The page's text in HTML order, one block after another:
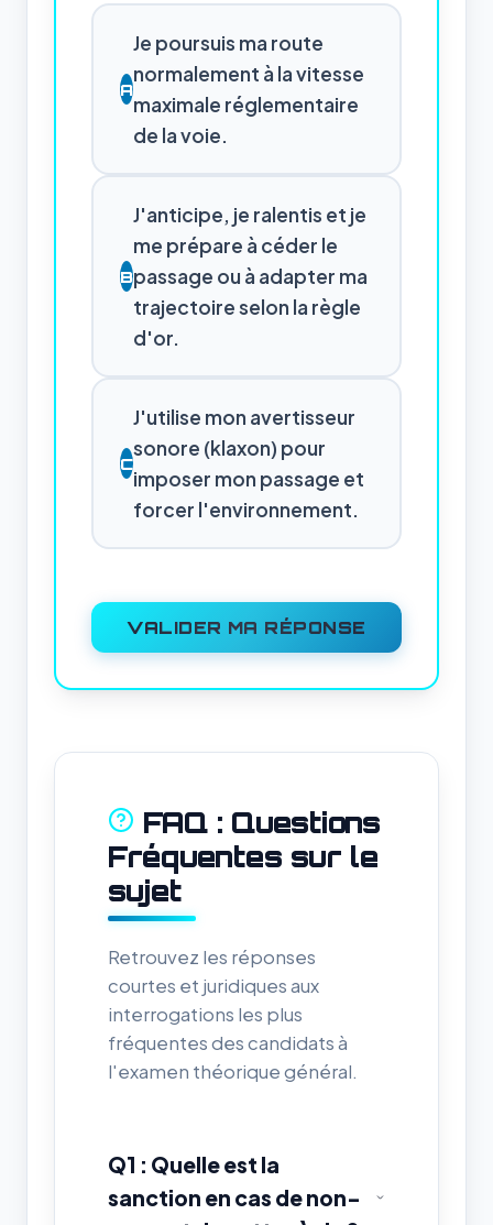
A
Je poursuis ma route
normalement à la vitesse
maximale réglementaire
de la voie.
B
J'anticipe, je ralentis et je
me prépare à céder le
passage ou à adapter ma
trajectoire selon la règle
d'or.
C
J'utilise mon avertisseur
sonore (klaxon) pour
imposer mon passage et
forcer l'environnement.
VALIDER MA RÉPONSE
FAQ : Questions
Fréquentes sur le
sujet
Retrouvez les réponses
courtes et juridiques aux
interrogations les plus
fréquentes des candidats à
l'examen théorique général.
Q1 : Quelle est la
sanction en cas de non-